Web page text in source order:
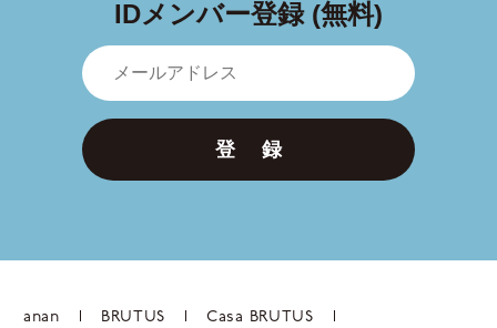
IDメンバー登録 (無料)
登 録
anan BRUTUS Casa BRUTUS